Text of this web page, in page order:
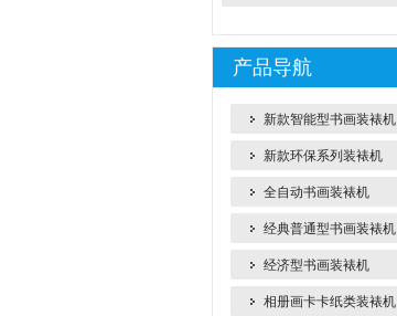
产品导航
新款智能型书画装裱机
新款环保系列装裱机
全自动书画装裱机
经典普通型书画装裱机
经济型书画装裱机
相册画卡卡纸类装裱机